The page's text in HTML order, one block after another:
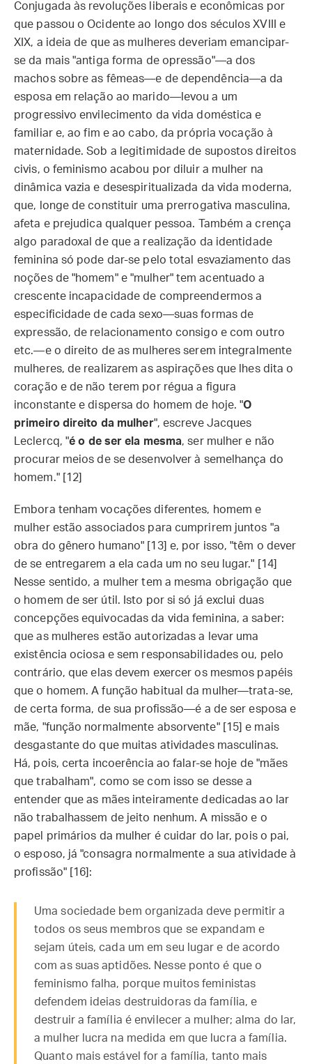
Conjugada às revoluções liberais e econômicas por
que passou o Ocidente ao longo dos séculos XVIII e
XIX, a ideia de que as mulheres deveriam emancipar-
se da mais "antiga forma de opressão"—a dos
machos sobre as fêmeas—e de dependência—a da
esposa em relação ao marido—levou a um
progressivo envilecimento da vida doméstica e
familiar e, ao fim e ao cabo, da própria vocação à
maternidade. Sob a legitimidade de supostos direitos
civis, o feminismo acabou por diluir a mulher na
dinâmica vazia e desespiritualizada da vida moderna,
que, longe de constituir uma prerrogativa masculina,
afeta e prejudica qualquer pessoa. Também a crença
algo paradoxal de que a realização da identidade
feminina só pode dar-se pelo total esvaziamento das
noções de "homem" e "mulher" tem acentuado a
crescente incapacidade de compreendermos a
especificidade de cada sexo—suas formas de
expressão, de relacionamento consigo e com outro
etc.—e o direito de as mulheres serem integralmente
mulheres, de realizarem as aspirações que lhes dita o
coração e de não terem por régua a figura
inconstante e dispersa do homem de hoje. "O
primeiro direito da mulher", escreve Jacques
Leclercq, "é o de ser ela mesma, ser mulher e não
procurar meios de se desenvolver à semelhança do
homem." [12]
Embora tenham vocações diferentes, homem e
mulher estão associados para cumprirem juntos "a
obra do gênero humano" [13] e, por isso, "têm o dever
de se entregarem a ela cada um no seu lugar." [14]
Nesse sentido, a mulher tem a mesma obrigação que
o homem de ser útil. Isto por si só já exclui duas
concepções equivocadas da vida feminina, a saber:
que as mulheres estão autorizadas a levar uma
existência ociosa e sem responsabilidades ou, pelo
contrário, que elas devem exercer os mesmos papéis
que o homem. A função habitual da mulher—trata-se,
de certa forma, de sua profissão—é a de ser esposa e
mãe, "função normalmente absorvente" [15] e mais
desgastante do que muitas atividades masculinas.
Há, pois, certa incoerência ao falar-se hoje de "mães
que trabalham", como se com isso se desse a
entender que as mães inteiramente dedicadas ao lar
não trabalhassem de jeito nenhum. A missão e o
papel primários da mulher é cuidar do lar, pois o pai,
o esposo, já "consagra normalmente a sua atividade à
profissão" [16]:
Uma sociedade bem organizada deve permitir a
todos os seus membros que se expandam e
sejam úteis, cada um em seu lugar e de acordo
com as suas aptidões. Nesse ponto é que o
feminismo falha, porque muitos feministas
defendem ideias destruidoras da família, e
destruir a família é envilecer a mulher; alma do lar,
a mulher lucra na medida em que lucra a família.
Quanto mais estável for a família, tanto mais